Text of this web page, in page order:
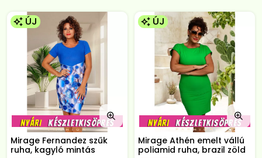
ÚJ
Mirage Fernandez szűk
ruha, kagyló mintás
ÚJ
Mirage Athén emelt vállú
poliamid ruha, brazil zöld